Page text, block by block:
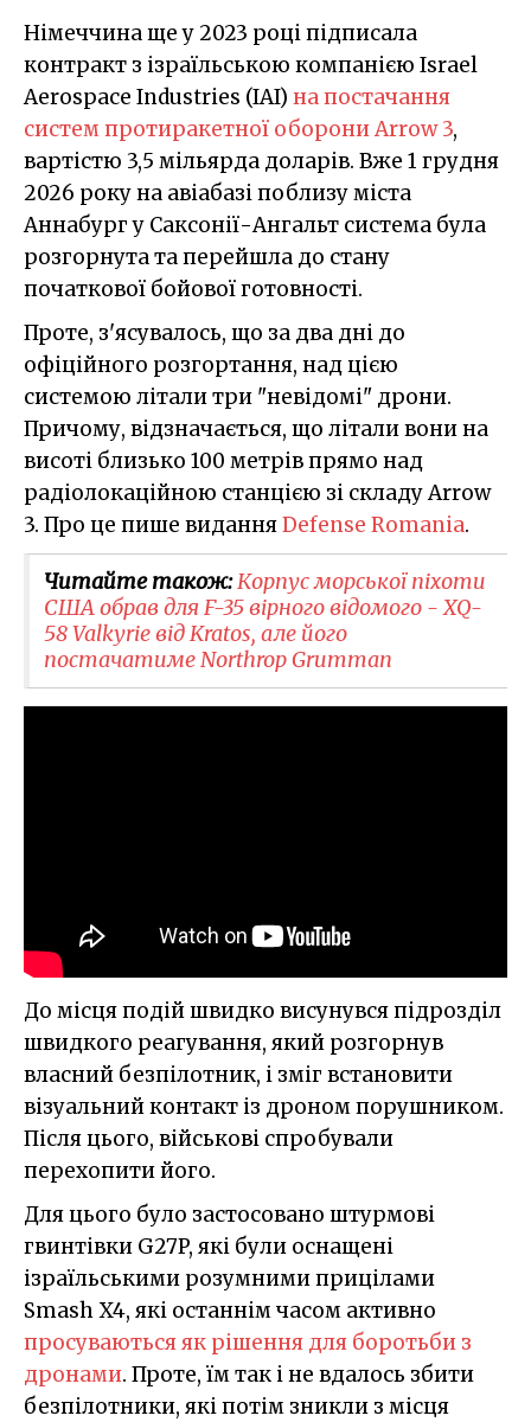
Німеччина ще у 2023 році підписала
контракт з ізраїльською компанією Israel
Aerospace Industries (IAI) на постачання
систем протиракетної оборони Arrow 3,
вартістю 3,5 мільярда доларів. Вже 1 грудня
2026 року на авіабазі поблизу міста
Аннабург у Саксонії-Ангальт система була
розгорнута та перейшла до стану
початкової бойової готовності.
Проте, з'ясувалось, що за два дні до
офіційного розгортання, над цією
системою літали три "невідомі" дрони.
Причому, відзначається, що літали вони на
висоті близько 100 метрів прямо над
радіолокаційною станцією зі складу Arrow
3. Про це пише виданняDefense Romania.
Читайте також:Корпус морської піхоти
США обрав для F-35 вірного відомого - XQ-
58 Valkyrie від Kratos, але його
постачатиме Northrop Grumman
До місця подій швидко висунувся підрозділ
швидкого реагування, який розгорнув
власний безпілотник, і зміг встановити
візуальний контакт із дроном порушником.
Після цього, військові спробували
перехопити його.
Для цього було застосовано штурмові
гвинтівки G27P, які були оснащені
ізраїльськими розумними прицілами
Smash X4, які останнім часом активно
просуваються як рішення для боротьби з
дронами. Проте, їм так і не вдалось збити
безпілотники, які потім зникли з місця